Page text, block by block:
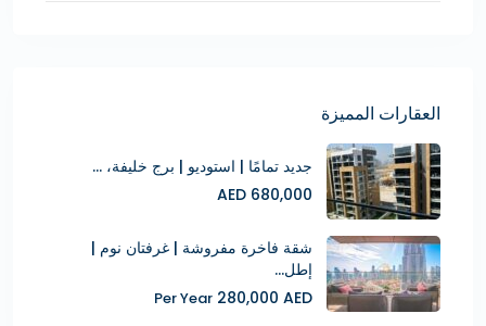
العقارات المميزة
جديد تمامًا | استوديو | برج خليفة، ...
680,000 AED
شقة فاخرة مفروشة | غرفتان نوم |
إطل...
Per Year 280,000 AED